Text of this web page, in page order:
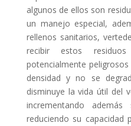
algunos de ellos son
un manejo especial,
rellenos sanitarios,
recibir estos
potencialmente
densidad y no se
disminuye la vida útil del
incrementando
reduciendo su capacidad